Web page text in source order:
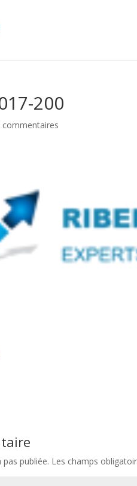
200
commentaires
publiée. Les champs